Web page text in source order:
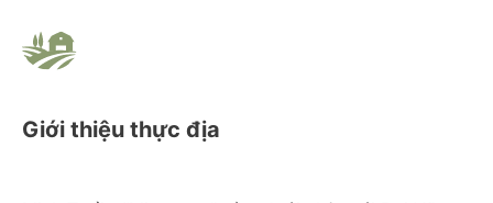
Giới thiệu thực địa